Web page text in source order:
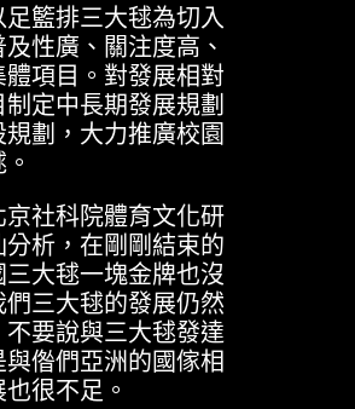
籃排三大毬為切入
性廣、關注度高、
項目。對發展相對
定中長期發展規劃
劃，大力推廣校園
社科院體育文化研
析，在剛剛結束的
大毬一塊金牌也沒
三大毬的發展仍然
要說與三大毬發達
偺們亞洲的國傢相
很不足。